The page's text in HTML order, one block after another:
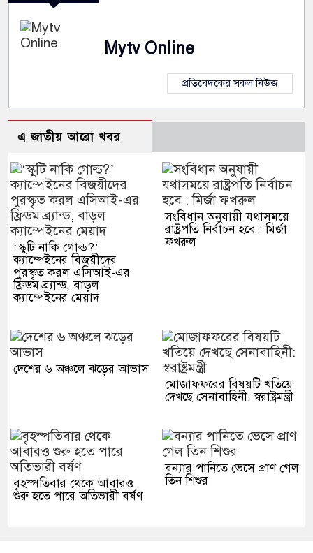
Mytv Online
প্রতিবেদকের সকল নিউজ
এ জাতীয় আরো খবর
‘স্কুটি নাকি গোল্ড?’
ক্যাম্পেইনের বিজয়ীদের
পুরস্কৃত করল এসিআই-এর
ফ্রিডম ব্র্যান্ড, বাড়ল
ক্যাম্পেইনের মেয়াদ
সংবিধান অনুযায়ী যথাসময়ে
রাষ্ট্রপতি নির্বাচন হবে : মির্জা
ফখরুল
দেশের ৬ অঞ্চলে ঝড়ের আভাস
মোজাফফরের বিষয়টি খতিয়ে
দেখছে সেনাবাহিনী: স্বরাষ্ট্রমন্ত্রী
বৃহস্পতিবার থেকে আবারও
শুরু হতে পারে অতিভারী বর্ষণ
বন্যার পানিতে ভেসে প্রাণ গেল
তিন শিশুর